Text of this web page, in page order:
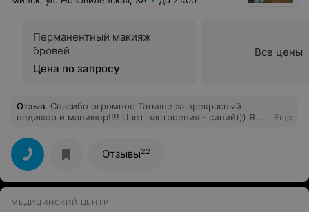
Перманентный макияж
бровей
Цена по запросу
Все цены
Отзыв. Спасибо огромное Татьяне за прекрасный
педикюр и маникюр!!!! Цвет настроения - синий))) Я
вашу студию!
Еще
Отзывы22
МЕДИЦИНСКИЙ ЦЕНТР